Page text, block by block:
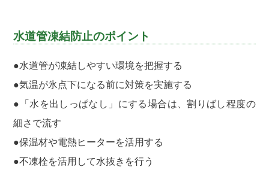
水道管凍結防止のポイント
●水道管が凍結しやすい環境を把握する
●気温が氷点下になる前に対策を実施する
●「水を出しっぱなし」にする場合は、割りばし程度の
細さで流す
●保温材や電熱ヒーターを活用する
●不凍栓を活用して水抜きを行う